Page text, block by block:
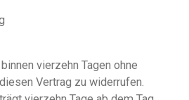
vierzehn Tagen ohne
Vertrag zu widerrufen.